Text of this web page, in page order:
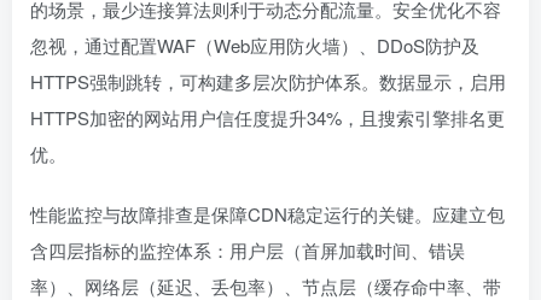
的场景，最少连接算法则利于动态分配流量。安全优化不容
忽视，通过配置WAF（Web应用防火墙）、DDoS防护及
HTTPS强制跳转，可构建多层次防护体系。数据显示，启用
HTTPS加密的网站用户信任度提升34%，且搜索引擎排名更
优。
性能监控与故障排查是保障CDN稳定运行的关键。应建立包
含四层指标的监控体系：用户层（首屏加载时间、错误
率）、网络层（延迟、丢包率）、节点层（缓存命中率、带